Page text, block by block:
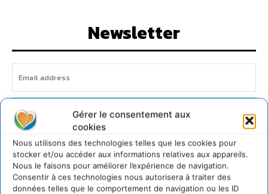
Gérer le consentement aux
cookies
Nous utilisons des technologies telles que les cookies pour
stocker et/ou accéder aux informations relatives aux appareils.
Nous le faisons pour améliorer l’expérience de navigation.
Consentir à ces technologies nous autorisera à traiter des
données telles que le comportement de navigation ou les ID
Newsletter
I WANT IN
Cd'actualité